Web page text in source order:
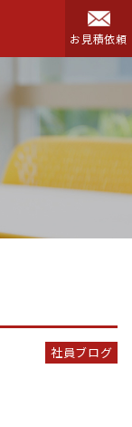
お見積依頼
社員ブログ